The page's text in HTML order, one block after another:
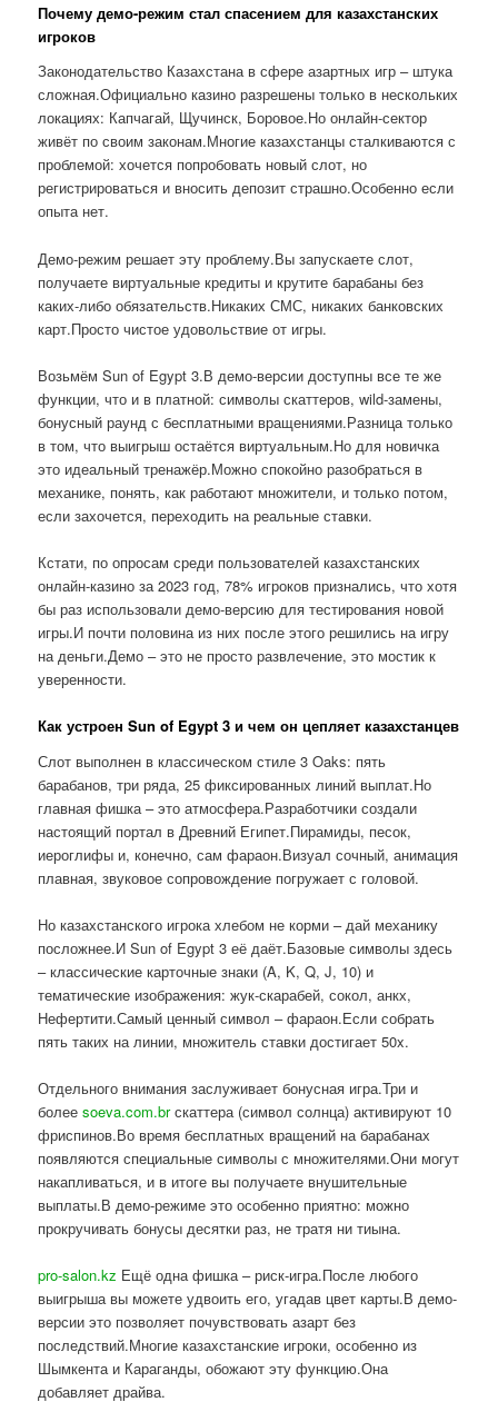
Почему демо-режим стал спасением для казахстанских
игроков
Законодательство Казахстана в сфере азартных игр – штука
сложная.Официально казино разрешены только в нескольких
локациях: Капчагай, Щучинск, Боровое.Но онлайн-сектор
живёт по своим законам.Многие казахстанцы сталкиваются с
проблемой: хочется попробовать новый слот, но
регистрироваться и вносить депозит страшно.Особенно если
опыта нет.
Демо-режим решает эту проблему.Вы запускаете слот,
получаете виртуальные кредиты и крутите барабаны без
каких-либо обязательств.Никаких СМС, никаких банковских
карт.Просто чистое удовольствие от игры.
Возьмём Sun of Egypt 3.В демо-версии доступны все те же
функции, что и в платной: символы скаттеров, wild-замены,
бонусный раунд с бесплатными вращениями.Разница только
в том, что выигрыш остаётся виртуальным.Но для новичка
это идеальный тренажёр.Можно спокойно разобраться в
механике, понять, как работают множители, и только потом,
если захочется, переходить на реальные ставки.
Кстати, по опросам среди пользователей казахстанских
онлайн-казино за 2023 год, 78% игроков признались, что хотя
бы раз использовали демо-версию для тестирования новой
игры.И почти половина из них после этого решились на игру
на деньги.Демо – это не просто развлечение, это мостик к
уверенности.
Как устроен Sun of Egypt 3 и чем он цепляет казахстанцев
Слот выполнен в классическом стиле 3 Oaks: пять
барабанов, три ряда, 25 фиксированных линий выплат.Но
главная фишка – это атмосфера.Разработчики создали
настоящий портал в Древний Египет.Пирамиды, песок,
иероглифы и, конечно, сам фараон.Визуал сочный, анимация
плавная, звуковое сопровождение погружает с головой.
Но казахстанского игрока хлебом не корми – дай механику
посложнее.И Sun of Egypt 3 её даёт.Базовые символы здесь
– классические карточные знаки (A, K, Q, J, 10) и
тематические изображения: жук-скарабей, сокол, анкх,
Нефертити.Самый ценный символ – фараон.Если собрать
пять таких на линии, множитель ставки достигает 50x.
Отдельного внимания заслуживает бонусная игра.Три и
болееsoeva.com.brскаттера (символ солнца) активируют 10
фриспинов.Во время бесплатных вращений на барабанах
появляются специальные символы с множителями.Они могут
накапливаться, и в итоге вы получаете внушительные
выплаты.В демо-режиме это особенно приятно: можно
прокручивать бонусы десятки раз, не тратя ни тиына.
pro-salon.kz Ещё одна фишка – риск-игра.После любого
выигрыша вы можете удвоить его, угадав цвет карты.В демо-
версии это позволяет почувствовать азарт без
последствий.Многие казахстанские игроки, особенно из
Шымкента и Караганды, обожают эту функцию.Она
добавляет драйва.